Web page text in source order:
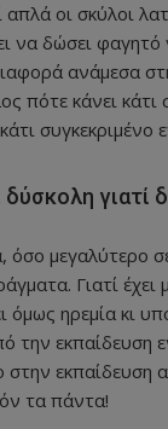
απλά οι σκύλοι
να δώσει φαγητό
ανάμεσα
πότε κάνει
συγκεκριμένο
γιατί
όσο μεγαλύτερο
Γιατί έχει
όμως ηρεμία κι
την εκπαίδευση
στην
τα πάντα!